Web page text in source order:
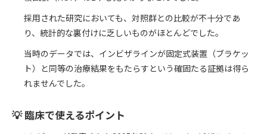
採用された研究においても、対照群との比較が不十分であ
り、統計的な裏付けに乏しいものがほとんどでした。
当時のデータでは、インビザラインが固定式装置（ブラケッ
ト）と同等の治療結果をもたらすという確固たる証拠は得ら
れませんでした。
💡 臨床で使えるポイント